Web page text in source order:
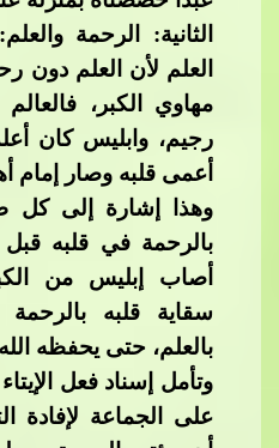
الثانية: الرحمة
العلم لأن العلم دون
مهاوي​​
الكبر،
رجيم، وابليس كان
أعمى قلبه وصار إمام
وهذا إشارة إلى كل
بالرحمة في قلبه قبل
أصاب إبليس من
سقاية قلبه
بالعلم، حتى يحفظه
وتأمل إسناد فعل الإيتاء
على الجماعة لإفادة